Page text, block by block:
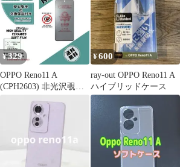
¥329
OPPO Reno11 A
(CPH2603) 非光沢覗き
¥600
ray-out OPPO Reno11 A
ハイブリッドケース